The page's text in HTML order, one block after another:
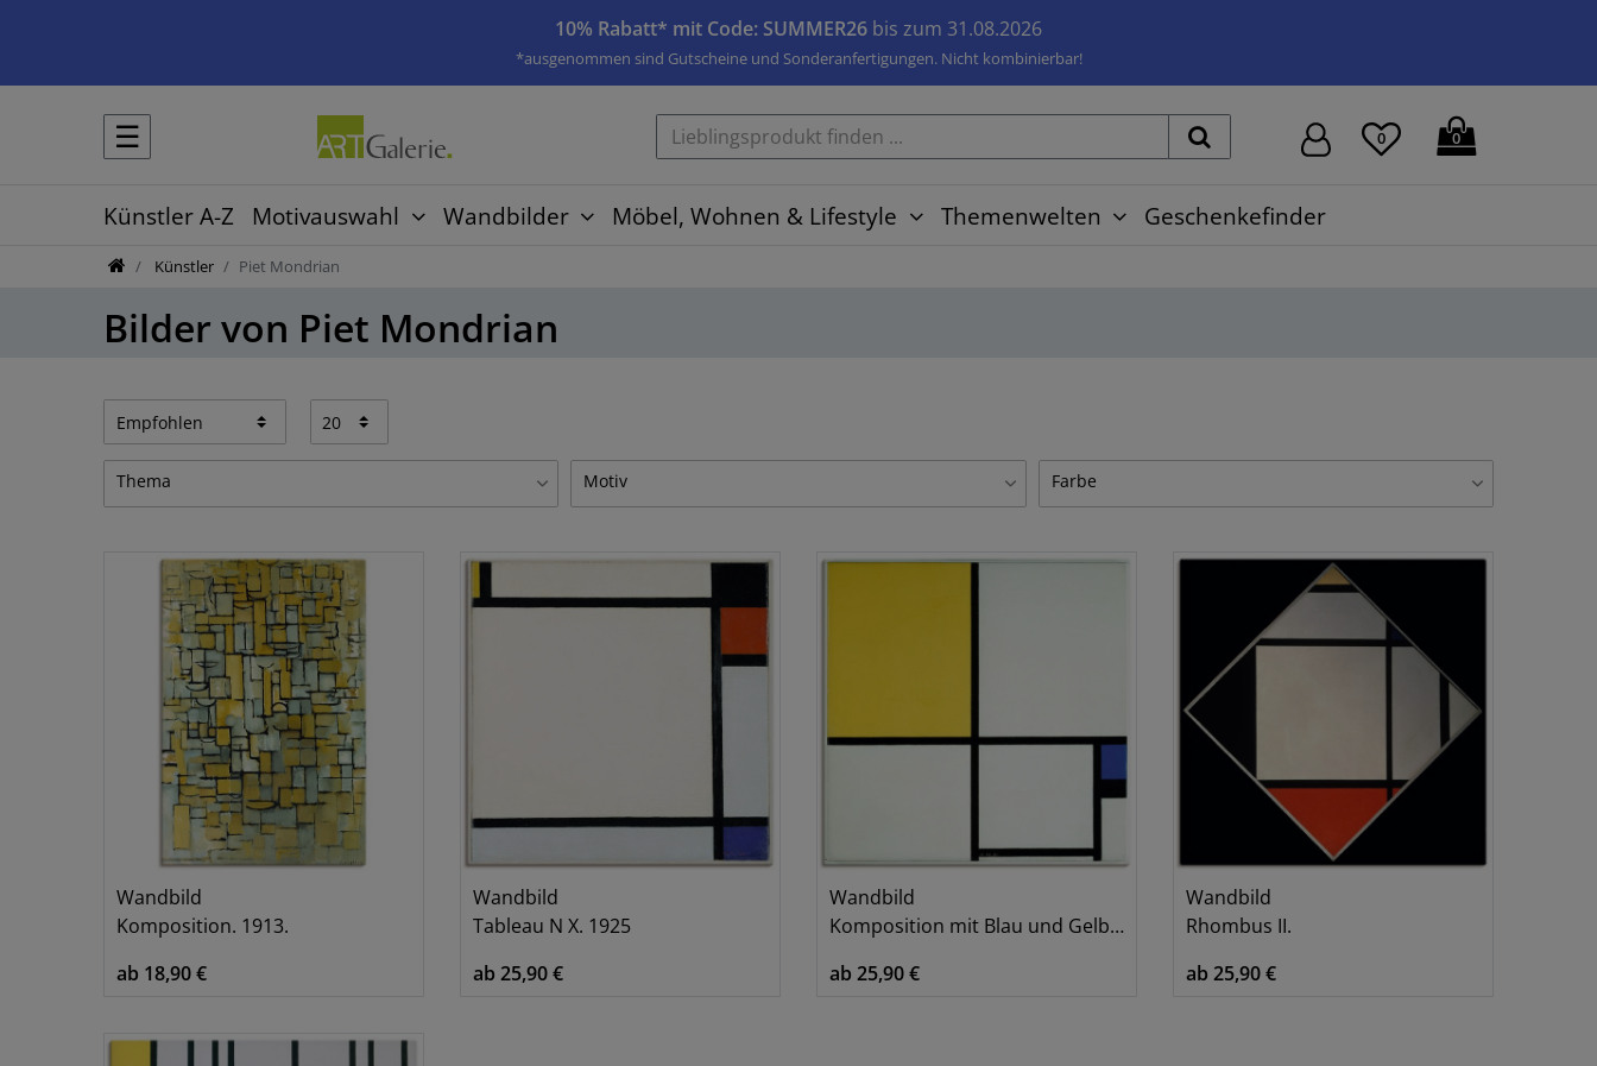
10% Rabatt* mit Code: SUMMER26 bis zum 31.08.2026
*ausgenommen sind Gutscheine und Sonderanfertigungen. Nicht kombinierbar!
☰ 0 0
Künstler A-Z Motivauswahl Wandbilder Möbel, Wohnen & Lifestyle Themenwelten Geschenkefinder
Künstler Piet Mondrian
Bilder von Piet Mondrian
Thema
Motiv
Farbe
Wandbild
Komposition. 1913.
ab 18,90 €
Wandbild
Tableau N X. 1925
ab 25,90 €
Wandbild
Komposition mit Blau und Gelb. 1931.
ab 25,90 €
Wandbild
Rhombus II.
ab 25,90 €